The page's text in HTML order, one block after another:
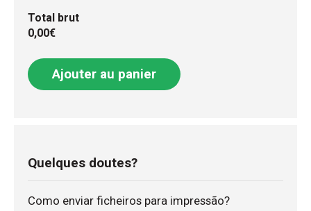
Total brut
0,00€
Ajouter au panier
Quelques doutes?
Como enviar ficheiros para impressão?